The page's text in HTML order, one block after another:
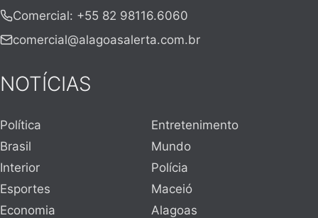
Comercial: +55 82 98116.6060
comercial@alagoasalerta.com.br
NOTÍCIAS
Política
Entretenimento
Brasil
Mundo
Interior
Polícia
Esportes
Maceió
Economia
Alagoas